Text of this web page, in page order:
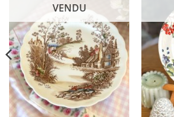
VENDU